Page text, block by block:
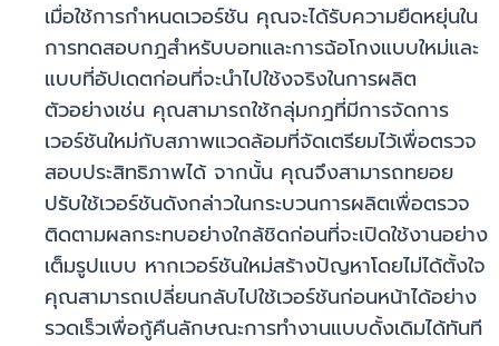
เมื่อใช้การกำหนดเวอร์ชัน คุณจะได้รับความยืดหยุ่นใน
การทดสอบกฎสำหรับบอทและการฉ้อโกงแบบใหม่และ
แบบที่อัปเดตก่อนที่จะนำไปใช้งจริงในการผลิต
ตัวอย่างเช่น คุณสามารถใช้กลุ่มกฎที่มีการจัดการ
เวอร์ชันใหม่กับสภาพแวดล้อมที่จัดเตรียมไว้เพื่อตรวจ
สอบประสิทธิภาพได้ จากนั้น คุณจึงสามารถทยอย
ปรับใช้เวอร์ชันดังกล่าวในกระบวนการผลิตเพื่อตรวจ
ติดตามผลกระทบอย่างใกล้ชิดก่อนที่จะเปิดใช้งานอย่าง
เต็มรูปแบบ หากเวอร์ชันใหม่สร้างปัญหาโดยไม่ได้ตั้งใจ
คุณสามารถเปลี่ยนกลับไปใช้เวอร์ชันก่อนหน้าได้อย่าง
รวดเร็วเพื่อกู้คืนลักษณะการทำงานแบบดั้งเดิมได้ทันที